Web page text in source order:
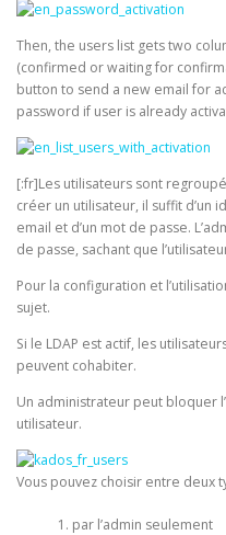
Then, the users list gets two
(confirmed or waiting for
button to send a new email for
password if user is already
[:fr]Les utilisateurs sont
créer un utilisateur, il suffit d’un
email et d’un mot de passe.
de passe, sachant que
Pour la configuration et
sujet.
Si le LDAP est actif, les
peuvent cohabiter.
Un administrateur peut bloquer
utilisateur.
Vous pouvez choisir entre deux
par l’admin seulement